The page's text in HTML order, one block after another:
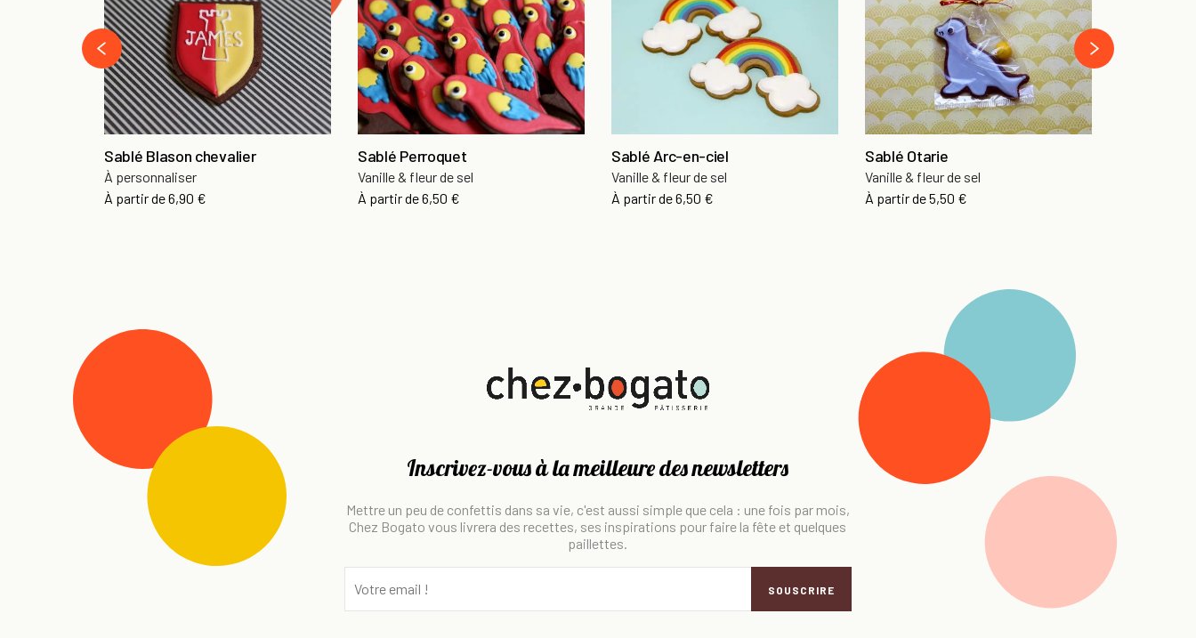
Sablé Blason chevalier
À personnaliser
À partir de6,90 €
Sablé Perroquet
Vanille & fleur de sel
À partir de6,50 €
Sablé Arc-en-ciel
Vanille & fleur de sel
À partir de6,50 €
Sablé Otarie
Vanille & fleur de sel
À partir de5,50 €
‹
›
Inscrivez-vous à la meilleure des newsletters
Mettre un peu de confettis dans sa vie, c'est aussi simple que cela : une fois par mois,
Chez Bogato vous livrera des recettes, ses inspirations pour faire la fête et quelques
paillettes.
SOUSCRIRE